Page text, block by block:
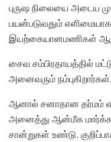
புருஷ நிலையை அடைய
பயன்படுவதும்
இயற்கையானமணிகள்
சைவ சம்பிரதாயத்தில்
அனைவரும் நம்புகிறார்கள்.
ஆனால் சனாதான தர்மம்
அனைத்து ஆன்மீக
சான்றுகள் உண்டு.